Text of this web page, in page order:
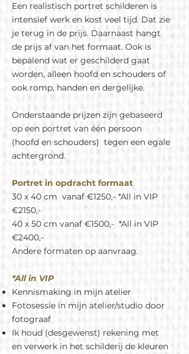
Een realistisch portret schilderen is
intensief werk en kost veel tijd. Dat zie
je terug in de prijs. Daarnaast hangt
de prijs af van het formaat. Ook is
bepalend wat er geschilderd gaat
worden, alleen hoofd en schouders of
ook romp, handen en dergelijke.
Onderstaande prijzen zijn gebaseerd
op een portret van één persoon
(hoofd en schouders) tegen een egale
achtergrond.
Portret in opdracht formaat
30 x 40 cm vanaf €1250,- *All in VIP
€2150,-
40 x 50 cm vanaf €1500,- *All in VIP
€2400,-
Andere formaten op aanvraag.
*All in VIP
Kennismaking in mijn atelier
Fotosessie in mijn atelier/studio door
fotograaf
Ik houd (desgewenst) rekening met
en verwerk in het schilderij de kleuren